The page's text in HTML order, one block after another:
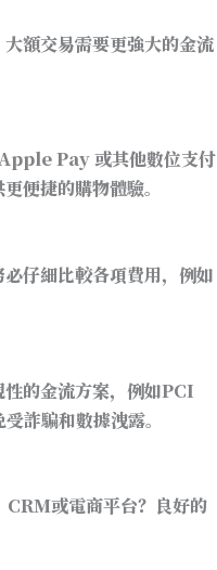
額交易需要更強大的金流
Pay 或其他數位支付
便捷的購物體驗。
仔細比較各項費用，例如
的金流方案，例如PCI
詐騙和數據洩露。
CRM或電商平台？良好的